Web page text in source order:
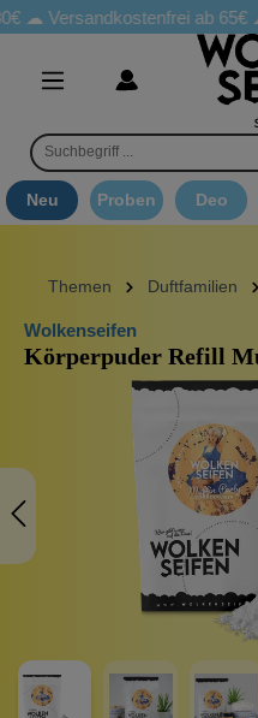
ab 65€ ☁ Deo
Neu Proben Deo
Themen Duftfamilien
Wolkenseifen
Körperpuder Refill